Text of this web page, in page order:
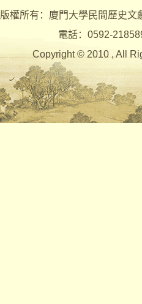
版權所有：廈門大學民間歷史
電話：0592-
Copyright © 2010 , All